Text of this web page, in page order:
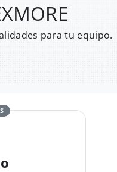
para tu equipo.